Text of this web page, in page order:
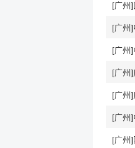
[广州
[广州
[广州
[广州
[广州